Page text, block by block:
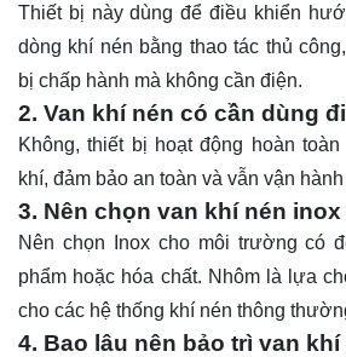
Thiết bị này dùng để điều khiển
dòng khí nén bằng thao tác thủ
bị chấp hành mà không cần điện.
2. Van khí nén có cần dùng
Không, thiết bị hoạt động hoàn
khí, đảm bảo an toàn và vẫn vận
3. Nên chọn van khí nén
Nên chọn Inox cho môi trường có
phẩm hoặc hóa chất. Nhôm là lựa
cho các hệ thống khí nén thông
4. Bao lâu nên bảo trì van khí